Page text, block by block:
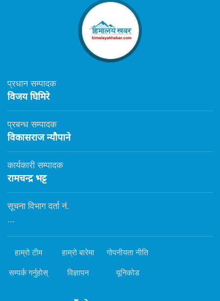
प्रधान सम्पादक
विजय घिमिरे
प्रबन्ध सम्पादक
विकासराज न्यौपाने
कार्यकारी सम्पादक
रामचन्द्र भट्ट
सूचना विभाग दर्ता नं.
...
हाम्रो टीम हाम्रो बारेमा गोपनीयता नीति
सम्पर्क गर्नुहोस् विज्ञापन यूनिकोड